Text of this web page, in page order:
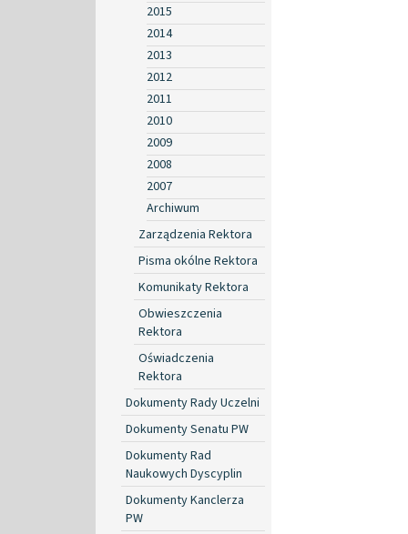
2015
2014
2013
2012
2011
2010
2009
2008
2007
Archiwum
Zarządzenia Rektora
Pisma okólne Rektora
Komunikaty Rektora
Obwieszczenia
Rektora
Oświadczenia
Rektora
Dokumenty Rady Uczelni
Dokumenty Senatu PW
Dokumenty Rad
Naukowych Dyscyplin
Dokumenty Kanclerza
PW